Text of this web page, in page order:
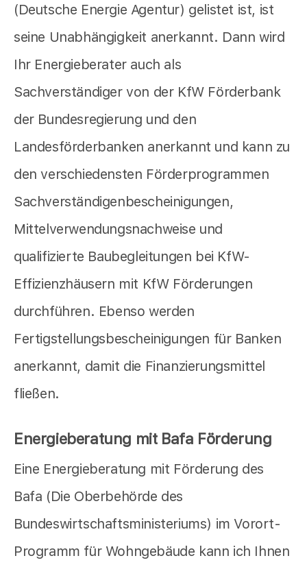
(Deutsche Energie Agentur) gelistet ist, ist
seine Unabhängigkeit anerkannt. Dann wird
Ihr Energieberater auch als
Sachverständiger von der KfW Förderbank
der Bundesregierung und den
Landesförderbanken anerkannt und kann zu
den verschiedensten Förderprogrammen
Sachverständigenbescheinigungen,
Mittelverwendungsnachweise und
qualifizierte Baubegleitungen bei KfW-
Effizienzhäusern mit KfW Förderungen
durchführen. Ebenso werden
Fertigstellungsbescheinigungen für Banken
anerkannt, damit die Finanzierungsmittel
fließen.
Energieberatung mit Bafa Förderung
Eine Energieberatung mit Förderung des
Bafa (Die Oberbehörde des
Bundeswirtschaftsministeriums) im Vorort-
Programm für Wohngebäude kann ich Ihnen